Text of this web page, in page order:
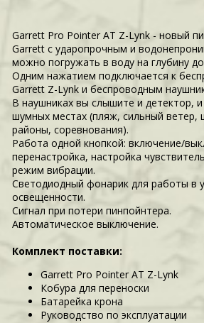
Garrett Pro Pointer AT Z-Lynk - новый
Garrett с ударопрочным и
можно погружать в воду на глубину
Одним нажатием подключается к
Garrett Z-Lynk и беспроводным
В наушниках вы слышите и детектор,
шумных местах (пляж, сильный ветер,
районы, соревнования).
Работа одной кнопкой: включение/
перенастройка, настройка
режим вибрации.
Светодиодный фонарик для работы в
освещенности.
Сигнал при потери пинпойнтера.
Автоматическое выключение.
Комплект поставки:
Garrett Pro Pointer AT Z-Lynk
Кобура для переноски
Батарейка крона
Руководство по эксплуатации